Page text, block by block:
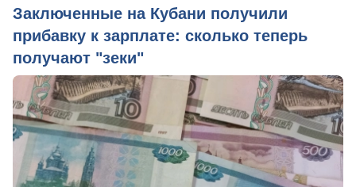
Заключенные на Кубани получили
прибавку к зарплате: сколько теперь
получают "зеки"